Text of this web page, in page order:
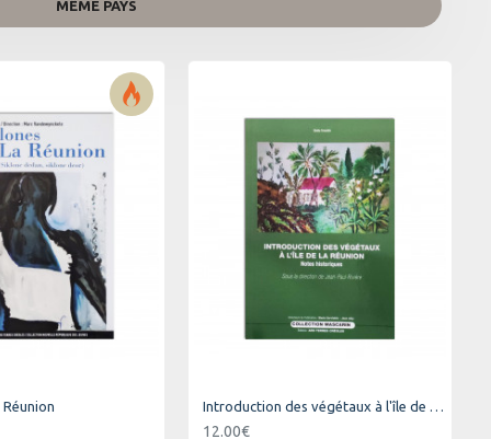
MÊME PAYS
Réunion Introduction des végétaux à l'île de La Réunion
12.00€